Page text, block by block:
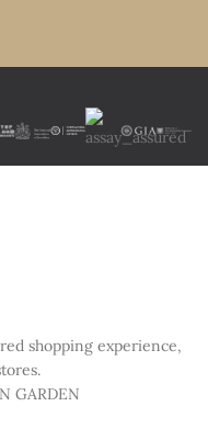
shopping experience,
GARDEN